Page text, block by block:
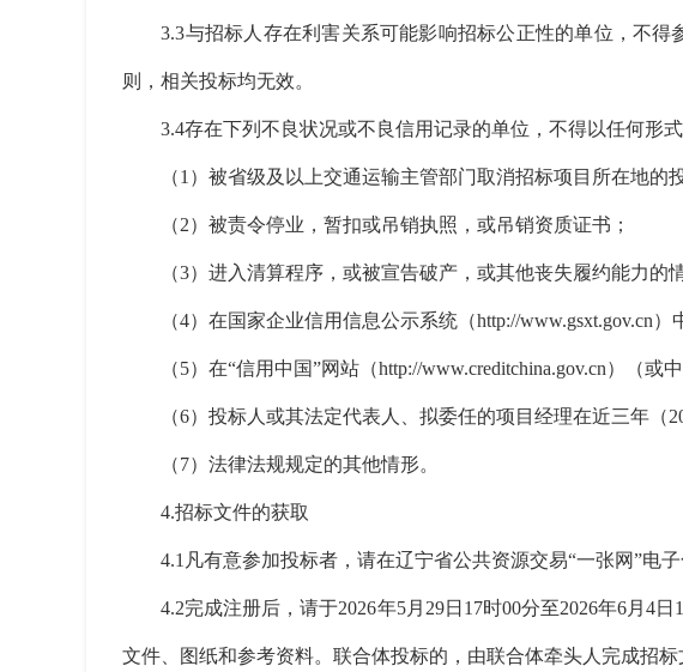
3.3与招标人存在利害关系可能影响招标公正性的单位，不得
则，相关投标均无效。
3.4存在下列不良状况或不良信用记录的单位，不得以任何形式
（1）被省级及以上交通运输主管部门取消招标项目所在地的投
（2）被责令停业，暂扣或吊销执照，或吊销资质证书；
（3）进入清算程序，或被宣告破产，或其他丧失履约能力的情
（4）在国家企业信用信息公示系统（http://www.gsxt.gov.cn）
（5）在“信用中国”网站（http://www.creditchina.gov.cn）（或
（6）投标人或其法定代表人、拟委任的项目经理在近三年（
（7）法律法规规定的其他情形。
4.招标文件的获取
4.1凡有意参加投标者，请在辽宁省公共资源交易“一张网”电子
4.2完成注册后，请于2026年5月29日17时00分至2026年6月4
文件、图纸和参考资料。联合体投标的，由联合体牵头人完成招标